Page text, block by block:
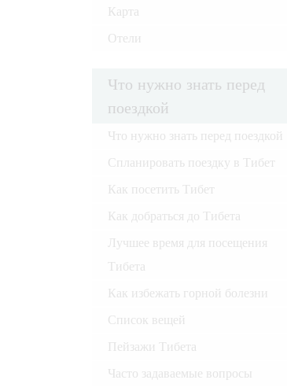
Карта
Отели
Что нужно знать перед
поездкой
Что нужно знать перед поездкой
Спланировать поездку в Тибет
Как посетить Тибет
Как добраться до Тибета
Лучшее время для посещения
Тибета
Как избежать горной болезни
Список вещей
Пейзажи Тибета
Часто задаваемые вопросы